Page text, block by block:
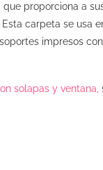
proporciona a
carpeta se usa
impresos
solapas y ventana,